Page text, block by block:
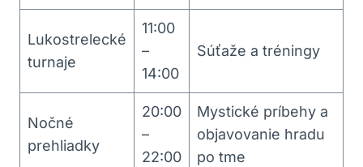
Lukostrelecké
turnaje
11:00
–
14:00
Súťaže​ a tréningy
Nočné
⁤prehliadky
20:00
–
⁣22:00
Mystické príbehy a​
objavovanie hradu
po tme